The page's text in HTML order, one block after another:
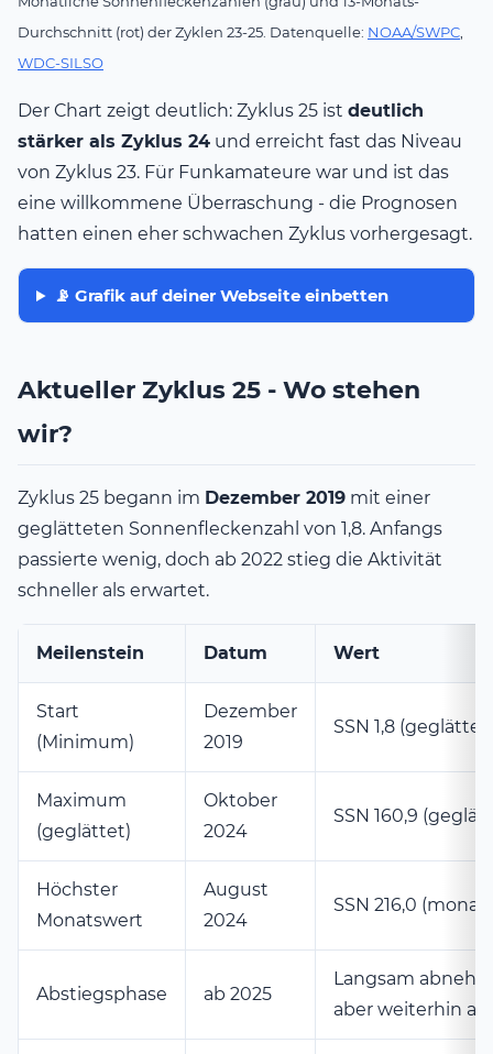
Durchschnitt (rot) der Zyklen 23-25. Datenquelle: NOAA/SWPC
WDC-SILSO
Der Chart zeigt deutlich: Zyklus 25 ist deutlich
stärker als Zyklus 24 und erreicht fast das Niveau
von Zyklus 23. Für Funkamateure war und ist das
eine willkommene Überraschung - die Prognosen
hatten einen eher schwachen Zyklus vorhergesagt.
📡 Grafik auf deiner Webseite einbetten
Aktueller Zyklus 25 - Wo stehen
wir?
Zyklus 25 begann im Dezember 2019 mit einer
geglätteten Sonnenfleckenzahl von 1,8. Anfangs
passierte wenig, doch ab 2022 stieg die Aktivität
schneller als erwartet.
Meilenstein Datum Wert
Start
(Minimum)
Dezember
2019
SSN 1,8 (geglättet)
Maximum
(geglättet)
Oktober
2024
SSN 160,9
Höchster
Monatswert
August
2024
SSN 216,0
Abstiegsphase ab 2025
Langsam
aber weiterhin